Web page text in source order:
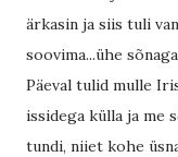
ärkasin ja siis tuli
soovima...ühe
Päeval tulid mulle
issidega külla ja me
tundi, niiet kohe